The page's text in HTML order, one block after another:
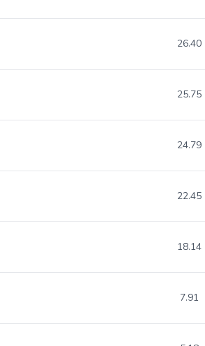
26.40
25.75
24.79
22.45
18.14
7.91